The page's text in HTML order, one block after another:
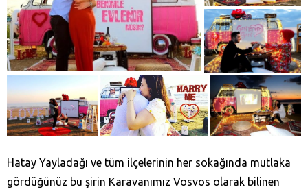
Hatay Yayladağı‎ ve tüm ilçelerinin her sokağında mutlaka
gördüğünüz bu şirin Karavanımız Vosvos olarak bilinen